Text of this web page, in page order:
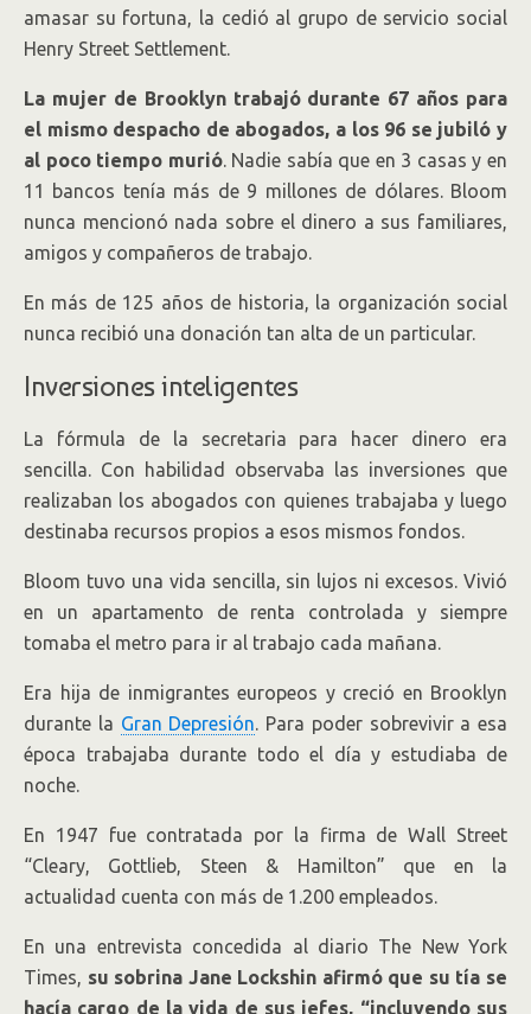
amasar su fortuna, la cedió al grupo de servicio social
Henry Street Settlement.
La mujer de Brooklyn trabajó durante 67 años para
el mismo despacho de abogados, a los 96 se jubiló y
al poco tiempo murió. Nadie sabía que en 3 casas y en
11 bancos tenía más de 9 millones de dólares. Bloom
nunca mencionó nada sobre el dinero a sus familiares,
amigos y compañeros de trabajo.
En más de 125 años de historia, la organización social
nunca recibió una donación tan alta de un particular.
Inversiones inteligentes
La fórmula de la secretaria para hacer dinero era
sencilla. Con habilidad observaba las inversiones que
realizaban los abogados con quienes trabajaba y luego
destinaba recursos propios a esos mismos fondos.
Bloom tuvo una vida sencilla, sin lujos ni excesos. Vivió
en un apartamento de renta controlada y siempre
tomaba el metro para ir al trabajo cada mañana.
Era hija de inmigrantes europeos y creció en Brooklyn
durante la Gran Depresión. Para poder sobrevivir a esa
época trabajaba durante todo el día y estudiaba de
noche.
En 1947 fue contratada por la firma de Wall Street
“Cleary, Gottlieb, Steen & Hamilton” que en la
actualidad cuenta con más de 1.200 empleados.
En una entrevista concedida al diario The New York
Times, su sobrina Jane Lockshin afirmó que su tía se
hacía cargo de la vida de sus jefes, “incluyendo sus